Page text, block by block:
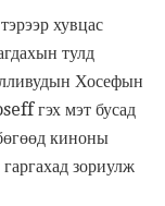
хувцас
тулд
Хосефын
гэх мэт бусад
киноны
зориулж